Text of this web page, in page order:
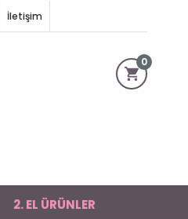
İletişim
0
2. EL ÜRÜNLER